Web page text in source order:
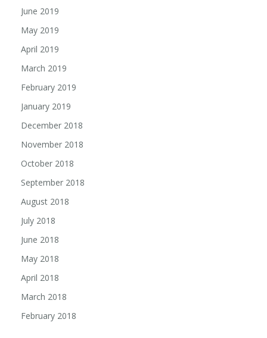
June 2019
May 2019
April 2019
March 2019
February 2019
January 2019
December 2018
November 2018
October 2018
September 2018
August 2018
July 2018
June 2018
May 2018
April 2018
March 2018
February 2018